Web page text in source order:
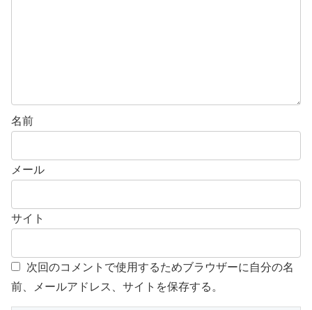
名前
メール
サイト
次回のコメントで使用するためブラウザーに自分の名
前、メールアドレス、サイトを保存する。